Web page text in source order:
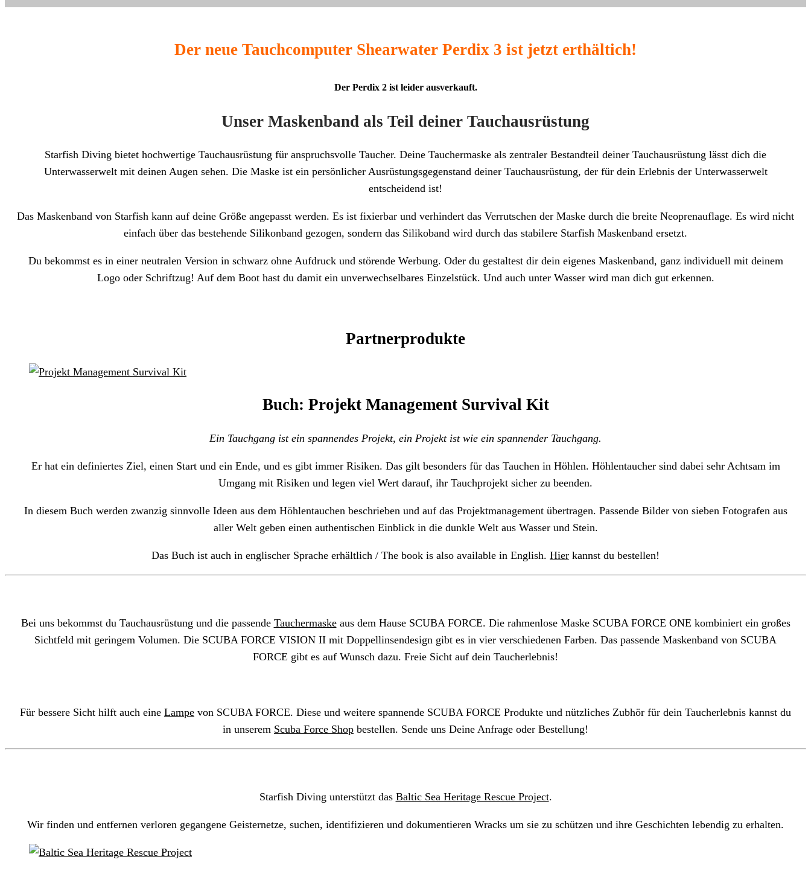
Der neue Tauchcomputer Shearwater Perdix 3 ist jetzt erthältich!
Der Perdix 2 ist leider ausverkauft.
Unser Maskenband als Teil deiner Tauchausrüstung
Starfish Diving bietet hochwertige Tauchausrüstung für anspruchsvolle Taucher. Deine Tauchermaske als zentraler Bestandteil deiner Tauchausrüstung lässt dich die
Unterwasserwelt mit deinen Augen sehen. Die Maske ist ein persönlicher Ausrüstungsgegenstand deiner Tauchausrüstung, der für dein Erlebnis der Unterwasserwelt
entscheidend ist!
Das Maskenband von Starfish kann auf deine Größe angepasst werden. Es ist fixierbar und verhindert das Verrutschen der Maske durch die breite Neoprenauflage. Es wird nicht
einfach über das bestehende Silikonband gezogen, sondern das Silikoband wird durch das stabilere Starfish Maskenband ersetzt.
Du bekommst es in einer neutralen Version in schwarz ohne Aufdruck und störende Werbung. Oder du gestaltest dir dein eigenes Maskenband, ganz individuell mit deinem
Logo oder Schriftzug! Auf dem Boot hast du damit ein unverwechselbares Einzelstück. Und auch unter Wasser wird man dich gut erkennen.
Partnerprodukte
Buch: Projekt Management Survival Kit
Ein Tauchgang ist ein spannendes Projekt, ein Projekt ist wie ein spannender Tauchgang.
Er hat ein definiertes Ziel, einen Start und ein Ende, und es gibt immer Risiken. Das gilt besonders für das Tauchen in Höhlen. Höhlentaucher sind dabei sehr Achtsam im
Umgang mit Risiken und legen viel Wert darauf, ihr Tauchprojekt sicher zu beenden.
In diesem Buch werden zwanzig sinnvolle Ideen aus dem Höhlentauchen beschrieben und auf das Projektmanagement übertragen. Passende Bilder von sieben Fotografen aus
aller Welt geben einen authentischen Einblick in die dunkle Welt aus Wasser und Stein.
Das Buch ist auch in englischer Sprache erhältlich / The book is also available in English. Hier kannst du bestellen!
Bei uns bekommst du Tauchausrüstung und die passende Tauchermaskeaus dem Hause SCUBA FORCE. Die rahmenlose Maske SCUBA FORCE ONE kombiniert ein großes
Sichtfeld mit geringem Volumen. Die SCUBA FORCE VISION II mit Doppellinsendesign gibt es in vier verschiedenen Farben. Das passende Maskenband von SCUBA
FORCE gibt es auf Wunsch dazu. Freie Sicht auf dein Taucherlebnis!
Für bessere Sicht hilft auch eine Lampe von SCUBA FORCE. Diese und weitere spannende SCUBA FORCE Produkte und nützliches Zubhör für dein Taucherlebnis kannst du
in unserem Scuba Force Shop bestellen. Sende uns Deine Anfrage oder Bestellung!
Starfish Diving unterstützt das Baltic Sea Heritage Rescue Project.
Wir finden und entfernen verloren gegangene Geisternetze, suchen, identifizieren und dokumentieren Wracks um sie zu schützen und ihre Geschichten lebendig zu erhalten.